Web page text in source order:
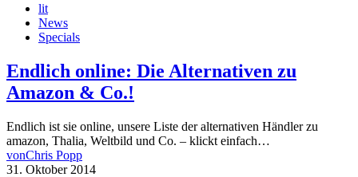
lit
News
Specials
Endlich online: Die Alternativen zu
Amazon & Co.!
Endlich ist sie online, unsere Liste der alternativen Händler zu
amazon, Thalia, Weltbild und Co. – klickt einfach…
vonChris Popp
31. Oktober 2014